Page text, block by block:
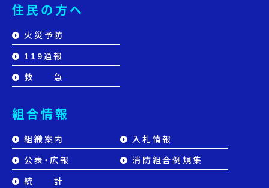
住民の方へ
火災予防
119通報
救 急
組合情報
組織案内
公表・広報
統 計
入札情報
消防組合例規集